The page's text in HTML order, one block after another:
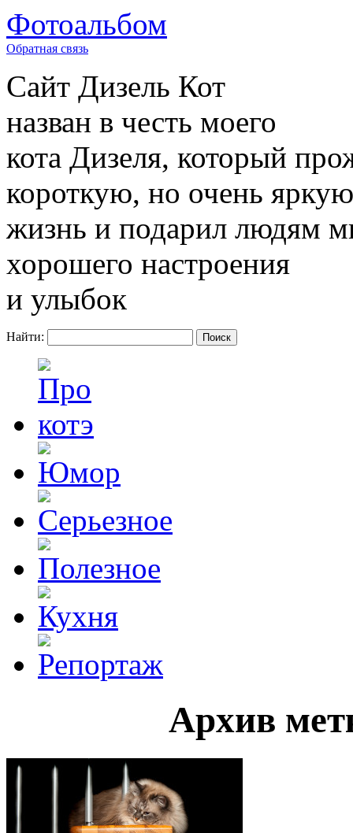
Фотоальбом
Обратная связь
Сайт Дизель Кот
назван в честь моего
кота Дизеля, который
короткую, но очень яркую
жизнь и подарил людям
хорошего настроения
и улыбок
Найти:
Архив